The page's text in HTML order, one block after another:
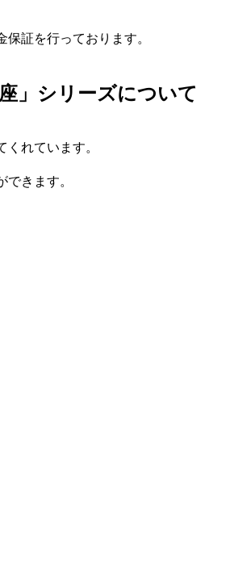
証を行っております。
」シリーズについて
くれています。
できます。